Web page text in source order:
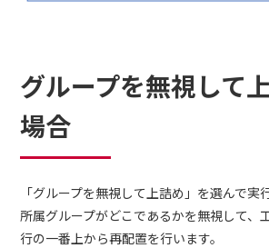
グループを無視して
場合
「グループを無視して上詰め」を選んで実
所属グループがどこであるかを無視して、
行の一番上から再配置を行います。